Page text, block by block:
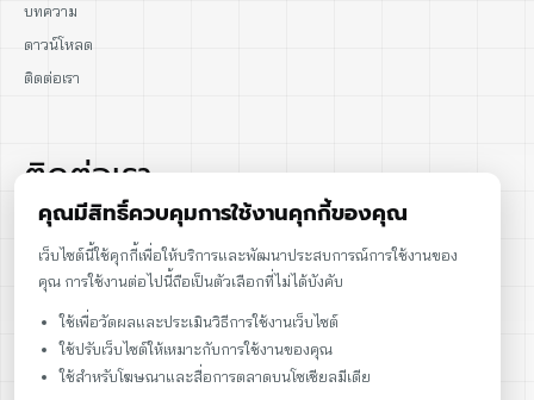
บทความ
ดาวน์โหลด
ติดต่อเรา
ติดต่อเรา
086-086-2000
sales@cst.co.th
คุณมีสิทธิ์ควบคุมการใช้งานคุกกี้ของคุณ
เว็บไซต์นี้ใช้คุกกี้เพื่อให้บริการและพัฒนาประสบการณ์การใช้งานของ
คุณ การใช้งานต่อไปนี้ถือเป็นตัวเลือกที่ไม่ได้บังคับ
ใช้เพื่อวัดผลและประเมินวิธีการใช้งานเว็บไซต์
ใช้ปรับเว็บไซต์ให้เหมาะกับการใช้งานของคุณ
ใช้สำหรับโฆษณาและสื่อการตลาดบนโซเชียลมีเดีย